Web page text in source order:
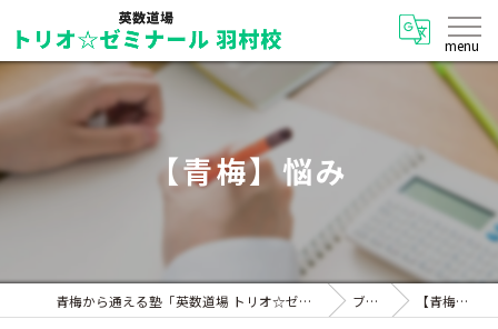
【青梅】悩み
青梅から通える塾「英数道場 トリオ☆ゼミナール 羽村校」 ブログ 【青梅】悩み